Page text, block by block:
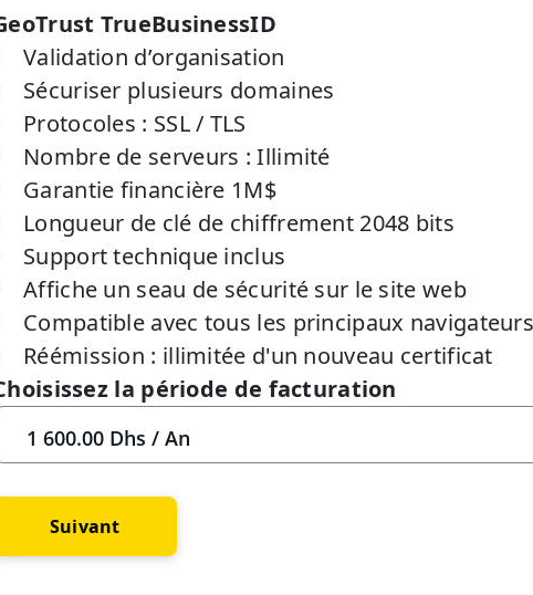
TrueBusinessID
Validation d’organisation
Sécuriser plusieurs domaines
Protocoles : SSL / TLS
Nombre de serveurs : Illimité
Garantie financière 1M$
Longueur de clé de chiffrement 2048 bits
Support technique inclus
Affiche un seau de sécurité sur le site web
Compatible avec tous les principaux navigateurs
Réémission : illimitée d'un nouveau certificat
la période de facturation
Suivant